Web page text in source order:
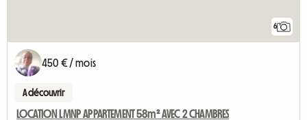
6
450 € / mois
A découvrir
LOCATION LMNP APPARTEMENT 58m² AVEC 2 CHAMBRES